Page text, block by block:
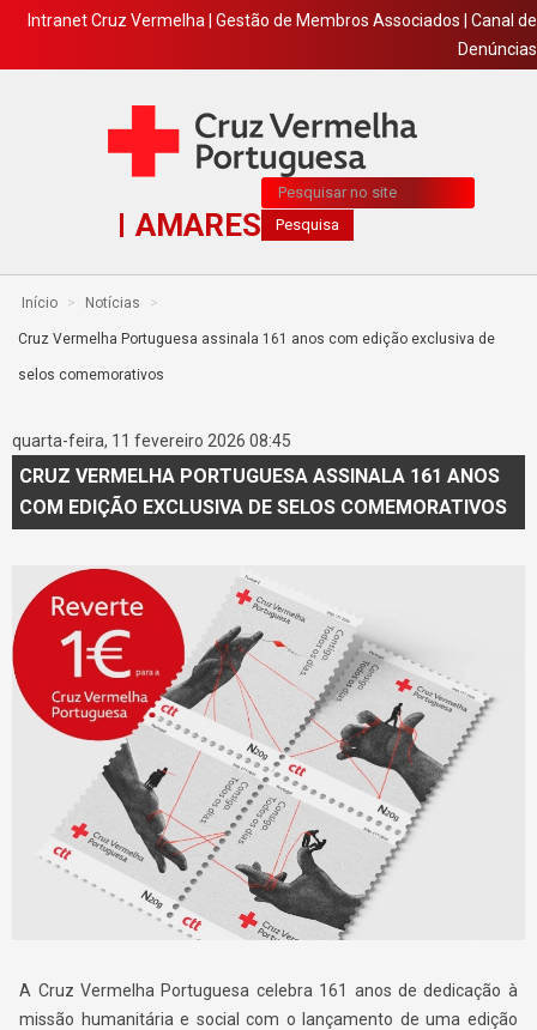
Intranet Cruz Vermelha Gestão de Membros Associados
Canal de
Denúncias
AMARES
Pesquisa...
Pesquisa
Início > Notícias >
Cruz Vermelha Portuguesa assinala 161 anos com edição exclusiva de
selos comemorativos
quarta-feira, 11 fevereiro 2026 08:45
CRUZ VERMELHA PORTUGUESA ASSINALA 161 ANOS
COM EDIÇÃO EXCLUSIVA DE SELOS COMEMORATIVOS
A Cruz Vermelha Portuguesa celebra 161 anos de dedicação à
missão humanitária e social com o lançamento de uma edição